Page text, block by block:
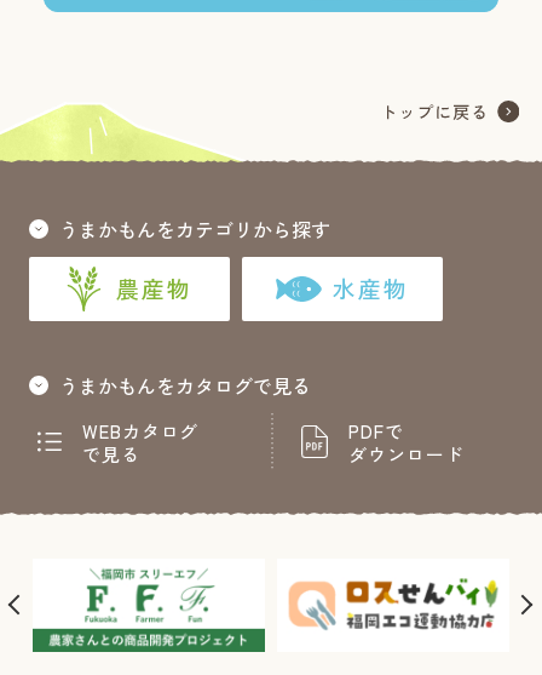
うまかもんをカテゴリから探す
農産物 水産物
うまかもんをカタログで見る
WEBカタログ
で見る
PDFで
ダウンロード